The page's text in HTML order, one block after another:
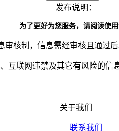
发布说明：
为了更好为您服务，请阅读使
审核制，信息需经审核且通过
互联网违禁及其它有风险的信
关于我们
联系我们